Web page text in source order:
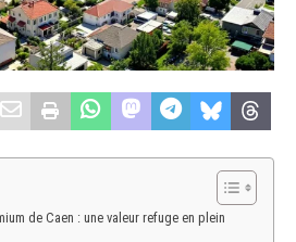
de Caen : une valeur refuge en plein